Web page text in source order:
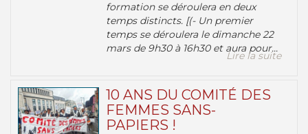
formation se déroulera en deux
temps distincts. [(- Un premier
temps se déroulera le dimanche 22
mars de 9h30 à 16h30 et aura pour...
Lire la suite
10 ANS DU COMITÉ DES
FEMMES SANS-
PAPIERS !